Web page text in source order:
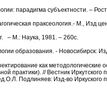
парадигма субъектности. –
праксеология.- М., Изд
– М.: Наука, 1981. – 260с.
образования. - Новосибирск:
как
практики). // Вестник Иркутского
Подлиняев: Изд-во Иркуского